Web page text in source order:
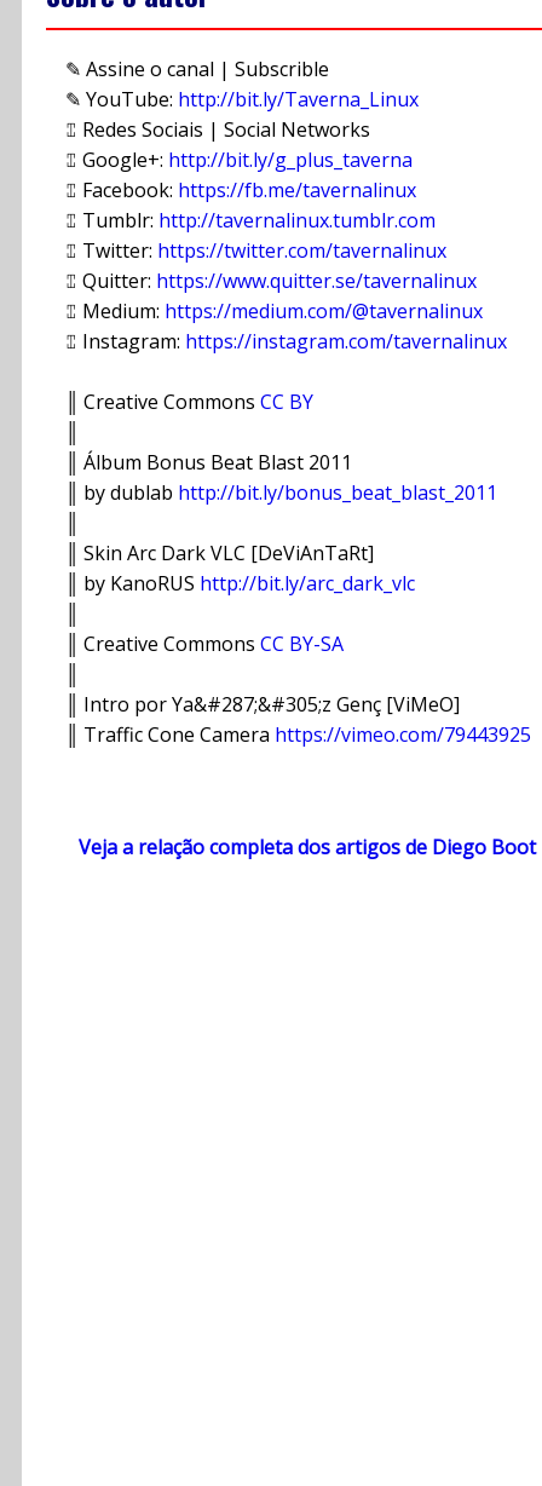
✎ Assine o canal | Subscrible
✎ YouTube: http://bit.ly/Taverna_Linux
⑄ Redes Sociais | Social Networks
⑄ Google+: http://bit.ly/g_plus_taverna
⑄ Facebook: https://fb.me/tavernalinux
⑄ Tumblr: http://tavernalinux.tumblr.com
⑄ Twitter: https://twitter.com/tavernalinux
⑄ Quitter: https://www.quitter.se/tavernalinux
⑄ Medium: https://medium.com/@tavernalinux
⑄ Instagram: https://instagram.com/tavernalinux
║ Creative Commons CC BY
║ Álbum Bonus Beat Blast 2011
║ by dublab http://bit.ly/bonus_beat_blast_2011
║ Skin Arc Dark VLC [DeViAnTaRt]
║ by KanoRUS http://bit.ly/arc_dark_vlc
║ Creative Commons CC BY-SA
║ Intro por Ya&#287;&#305;z Genç [ViMeO]
║ Traffic Cone Camera https://vimeo.com/79443925
Veja a relação completa dos artigos de Diego Boot